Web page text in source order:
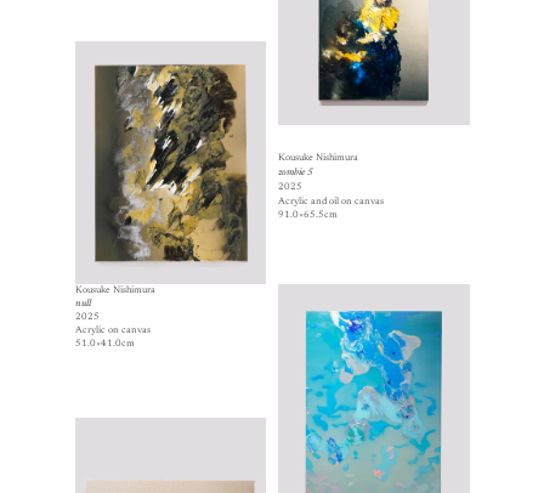
Kousuke Nishimura
null
2025
Acrylic on canvas
51.0×41.0cm
Kousuke Nishimura
zombie 5
2025
Acrylic and oil on canvas
91.0×65.5cm